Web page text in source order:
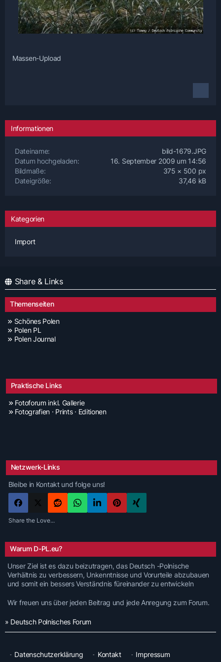
Massen-Upload
Informationen
Dateiname
bild-1679.JPG
Datum hochgeladen
16. September 2009 um 14:56
Bildmaße
375 × 500 px
Dateigröße
37,46 kB
Kategorien
Import
Share & Links
Themenseiten
Schönes Polen
Polen PL
Polen Journal
Praktische Links
Fotoforum inkl. Gallerie
Fotografien · Prints · Editionen
Netzwerk-Links
Bleibe in Kontakt und folge uns!
Share the Love...
Warum D-PL.eu?
Unser Ziel ist es dazu beizutragen, das Deutsch -Polnische
Verhältnis zu verbessern, Unkenntnisse und Vorurteile abzubauen
und somit ein bessers Verständnis füreinander zu entwickeln
Wir freuen uns über jeden Beitrag und jede Anregung zum Forum.
» Deutsch Polnisches Forum
Datenschutzerklärung Kontakt Impressum